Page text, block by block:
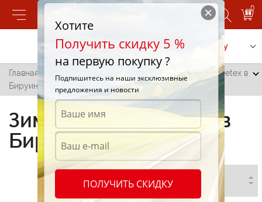
0
Позвонить Заказать услугу
Главная /
Зимние шины Zeetex в
Бируинце
Зимние шины Zeetex в
Бируинце
Хотите
Получить скидку 5 %
на первую покупку ?
Подпишитесь на наши эксклюзивные
предложения и новости
ПОЛУЧИТЬ СКИДКУ